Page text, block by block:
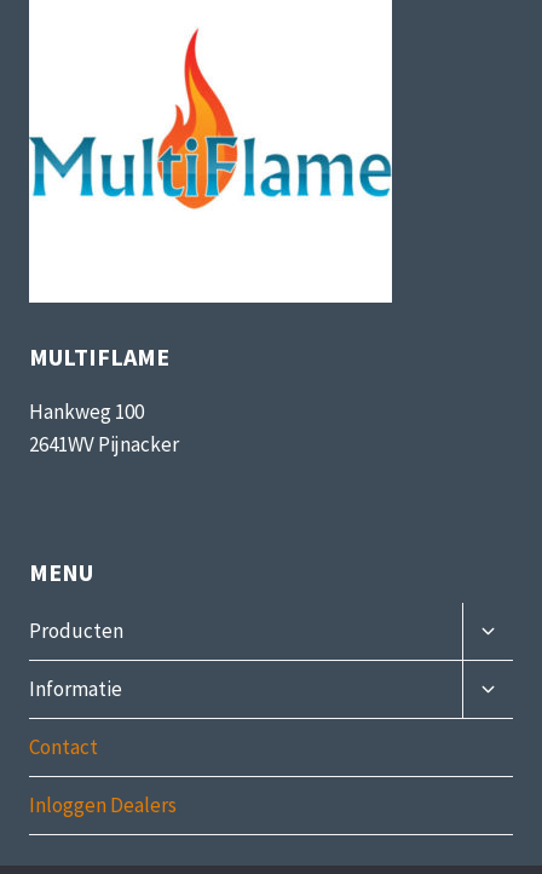
MULTIFLAME
Hankweg 100
2641WV Pijnacker
MENU
Producten
Informatie
Contact
Inloggen Dealers